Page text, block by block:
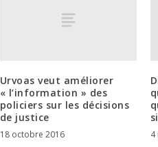
Urvoas veut améliorer
« l’information » des
policiers sur les décisions
de justice
18 octobre 2016 4